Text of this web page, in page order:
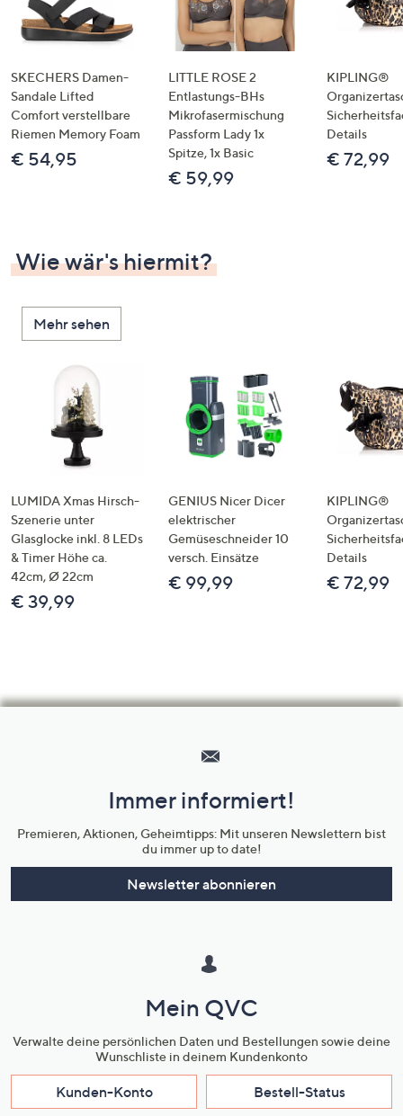
Touch-
Geräten
links
bzw.
rechts,
um
diese
SKECHERS Damen-
Sandale Lifted
Comfort verstellbare
Riemen Memory Foam
€ 54,95
LITTLE ROSE 2
Entlastungs-BHs
Mikrofasermischung
Passform Lady 1x
Spitze, 1x Basic
€ 59,99
KIPLING®
Details
€ 72,99
Wie wär's hiermit?
Mehr sehen
LUMIDA Xmas Hirsch-
Szenerie unter
Glasglocke inkl. 8 LEDs
& Timer Höhe ca.
42cm, Ø 22cm
€ 39,99
GENIUS Nicer Dicer
elektrischer
Gemüseschneider 10
versch. Einsätze
€ 99,99
KIPLING®
Details
€ 72,99
Unternehmensinformationen
Immer informiert!
Premieren, Aktionen, Geheimtipps: Mit unseren Newslettern bist
du immer up to date!
Newsletter abonnieren
Mein QVC
Verwalte deine persönlichen Daten und Bestellungen sowie deine
Wunschliste in deinem Kundenkonto
Kunden-Konto Bestell-Status